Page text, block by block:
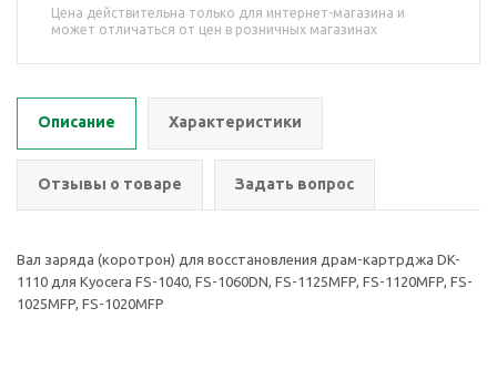
Цена действительна только для интернет-магазина и
может отличаться от цен в розничных магазинах
Описание Характеристики
Отзывы о товаре Задать вопрос
Вал заряда (коротрон) для восстановления драм-картрджа DK-
1110 для Kyocera FS-1040, FS-1060DN, FS-1125MFP, FS-1120MFP, FS-
1025MFP, FS-1020MFP